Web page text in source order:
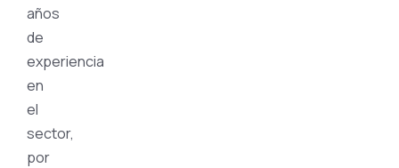
años
de
experiencia
en
el
sector,
por